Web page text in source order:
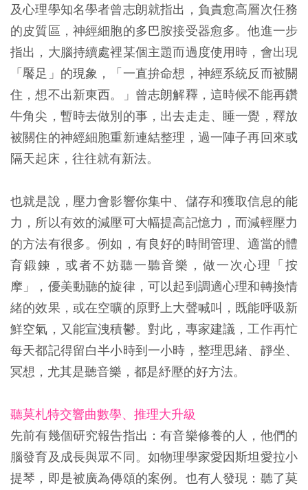
及心理學知名學者曾志朗就指出，負責愈高層次任務
的皮質區，神經細胞的多巴胺接受器愈多。他進一步
指出，大腦持續處裡某個主題而過度使用時，會出現
「饜足」的現象，「一直拚命想，神經系統反而被關
住，想不出新東西。」曾志朗解釋，這時候不能再鑽
牛角尖，暫時去做別的事，出去走走、睡一覺，釋放
被關住的神經細胞重新連結整理，過一陣子再回來或
隔天起床，往往就有新法。
也就是說，壓力會影響你集中、儲存和獲取信息的能
力，所以有效的減壓可大幅提高記憶力，而減輕壓力
的方法有很多。例如，有良好的時間管理、適當的體
育鍛鍊，或者不妨聽一聽音樂，做一次心理「按
摩」，優美動聽的旋律，可以起到調適心理和轉換情
緒的效果，或在空曠的原野上大聲喊叫，既能呼吸新
鮮空氣，又能宣洩積鬱。對此，專家建議，工作再忙
每天都記得留白半小時到一小時，整理思緒、靜坐、
冥想，尤其是聽音樂，都是紓壓的好方法。
聽莫札特交響曲數學、推理大升級
先前有幾個研究報告指出：有音樂修養的人，他們的
腦發育及成長與眾不同。如物理學家愛因斯坦愛拉小
提琴，即是被廣為傳頌的案例。也有人發現：聽了莫